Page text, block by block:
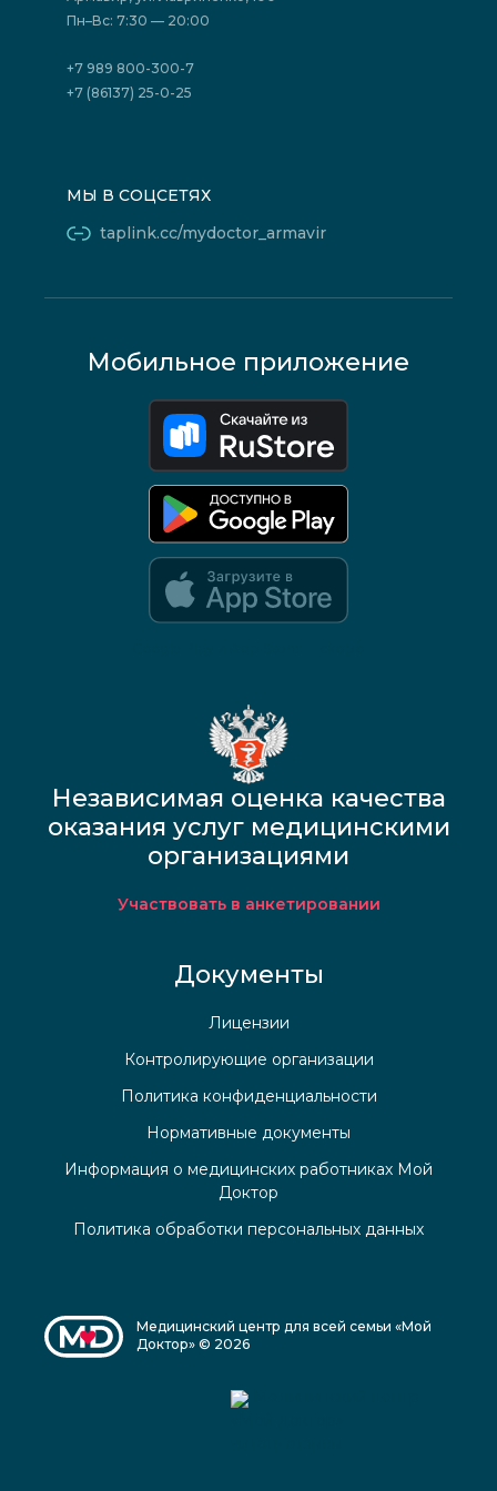
Юридическим лицам
Пн–Вс: 7:30 — 20:00
+7 989 800-300-7
+7 (86137) 25-0-25
МЫ В СОЦСЕТЯХ
taplink.cc/mydoctor_armavir
Мобильное приложение
Независимая оценка качества
оказания услуг медицинскими
организациями
Участвовать в анкетировании
Документы
Лицензии
Контролирующие организации
Политика конфиденциальности
Нормативные документы
Информация о медицинских работниках Мой
Доктор
Политика обработки персональных данных
Медицинский центр для всей семьи «Мой
Доктор» © 2026